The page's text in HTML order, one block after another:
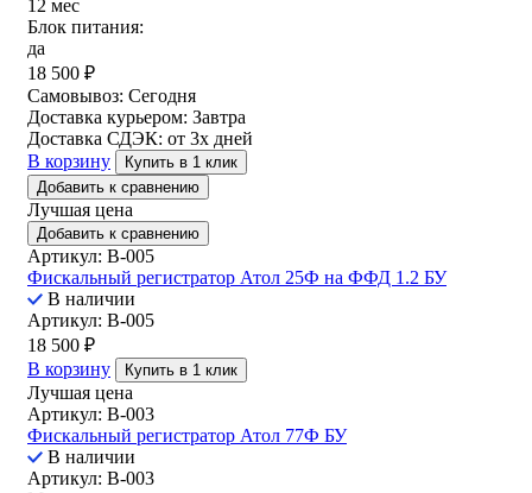
12 мес
Блок питания:
да
18 500 ₽
Самовывоз: Сегодня
Доставка курьером: Завтра
Доставка СДЭК: от 3х дней
В корзину
Купить в 1 клик
Добавить к сравнению
Лучшая цена
Добавить к сравнению
Артикул: B-005
Фискальный регистратор Атол 25Ф на ФФД 1.2 БУ
В наличии
Артикул: B-005
18 500 ₽
В корзину
Купить в 1 клик
Лучшая цена
Артикул: B-003
Фискальный регистратор Атол 77Ф БУ
В наличии
Артикул: B-003